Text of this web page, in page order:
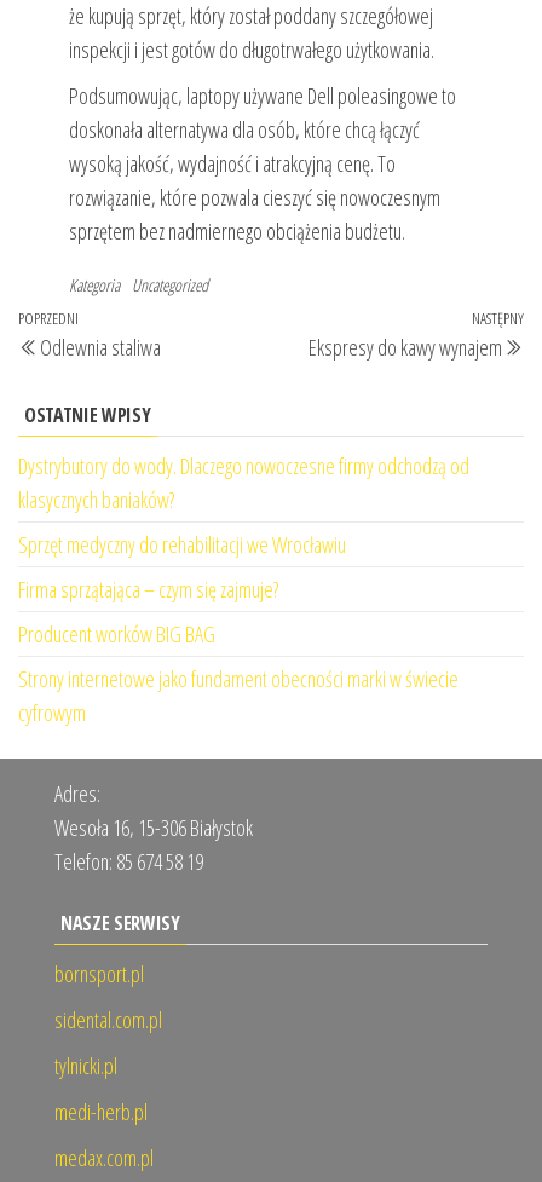
że kupują sprzęt, który został poddany szczegółowej
inspekcji i jest gotów do długotrwałego użytkowania.
Podsumowując, laptopy używane Dell poleasingowe to
doskonała alternatywa dla osób, które chcą łączyć
wysoką jakość, wydajność i atrakcyjną cenę. To
rozwiązanie, które pozwala cieszyć się nowoczesnym
sprzętem bez nadmiernego obciążenia budżetu.
Kategoria Uncategorized
Nawigacja
wpisu
Poprzedni
wpis
POPRZEDNI
Odlewnia staliwa
NASTĘPNY
Ekspresy do kawy wynajem
OSTATNIE WPISY
Dystrybutory do wody. Dlaczego nowoczesne firmy odchodzą od
klasycznych baniaków?
Sprzęt medyczny do rehabilitacji we Wrocławiu
Firma sprzątająca – czym się zajmuje?
Producent worków BIG BAG
Strony internetowe jako fundament obecności marki w świecie
cyfrowym
Adres:
Wesoła 16, 15-306 Białystok
Telefon: 85 674 58 19
NASZE SERWISY
bornsport.pl
sidental.com.pl
tylnicki.pl
medi-herb.pl
medax.com.pl